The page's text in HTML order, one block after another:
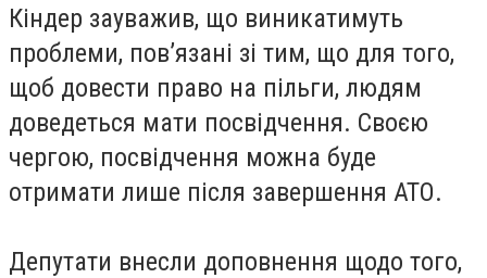
Кіндер зауважив, що виникатимуть
проблеми, пов’язані зі тим, що для того,
щоб довести право на пільги, людям
доведеться мати посвідчення. Своєю
чергою, посвідчення можна буде
отримати лише після завершення АТО.
Депутати внесли доповнення щодо того,